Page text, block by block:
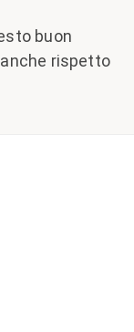
buon
rispetto